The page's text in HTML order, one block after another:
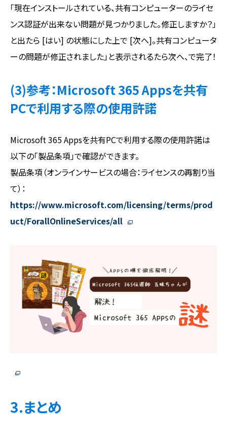
「現在インストールされている、共有コンピューターのライセ
ンス認証が出来ない問題が見つかりました。修正しますか？」
と出たら [はい] の状態にした上で [次へ]。共有コンピュータ
ーの問題が修正されました」と表示されるたら次へ、で完了！
(3)参考：Microsoft 365 Appsを共有
PCで利用する際の使用許諾
Microsoft 365 Appsを共有PCで利用する際の使用許諾は
以下の「製品条項」で確認ができます。
製品条項（オンラインサービスの場合：ライセンスの再割り当
て）：
https://www.microsoft.com/licensing/terms/prod
uct/ForallOnlineServices/all
3.まとめ